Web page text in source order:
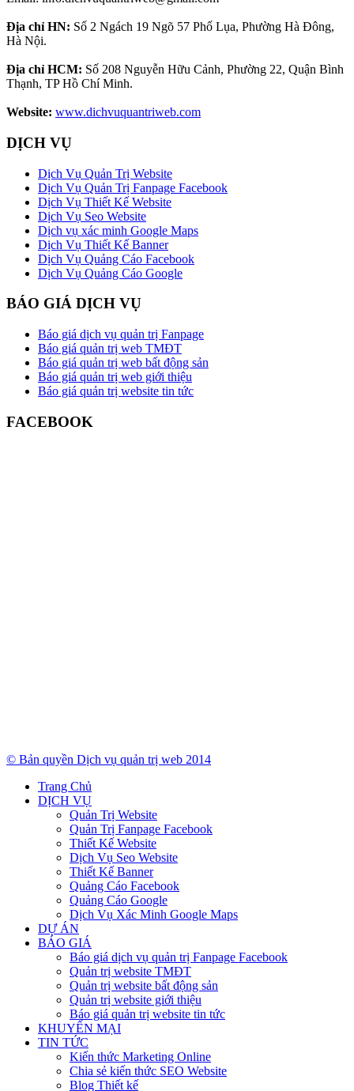
Địa chỉ HN: Số 2 Ngách 19 Ngõ 57 Phố Lụa, Phường Hà Đông,
Hà Nội.
Địa chỉ HCM: Số 208 Nguyễn Hữu Cảnh, Phường 22, Quận Bình
Thạnh, TP Hồ Chí Minh.
Website: www.dichvuquantriweb.com
DỊCH VỤ
Dịch Vụ Quản Trị Website
Dịch Vụ Quản Trị Fanpage Facebook
Dịch Vụ Thiết Kế Website
Dịch Vụ Seo Website
Dịch vụ xác minh Google Maps
Dịch Vụ Thiết Kế Banner
Dịch Vụ Quảng Cáo Facebook
Dịch Vụ Quảng Cáo Google
BÁO GIÁ DỊCH VỤ
Báo giá dịch vụ quản trị Fanpage
Báo giá quản trị web TMĐT
Báo giá quản trị web bất động sản
Báo giá quản trị web giới thiệu
Báo giá quản trị website tin tức
FACEBOOK
© Bản quyền Dịch vụ quản trị web 2014
Trang Chủ
DỊCH VỤ
Quản Trị Website
Quản Trị Fanpage Facebook
Thiết Kế Website
Dịch Vụ Seo Website
Thiết Kế Banner
Quảng Cáo Facebook
Quảng Cáo Google
Dịch Vụ Xác Minh Google Maps
DỰ ÁN
BÁO GIÁ
Báo giá dịch vụ quản trị Fanpage Facebook
Quản trị website TMĐT
Quản trị website bất động sản
Quản trị website giới thiệu
Báo giá quản trị website tin tức
KHUYẾN MẠI
TIN TỨC
Kiến thức Marketing Online
Chia sẻ kiến thức SEO Website
Blog Thiết kế